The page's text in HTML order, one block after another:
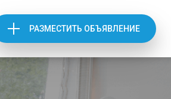
РАЗМЕСТИТЬ ОБЪЯВЛЕНИЕ